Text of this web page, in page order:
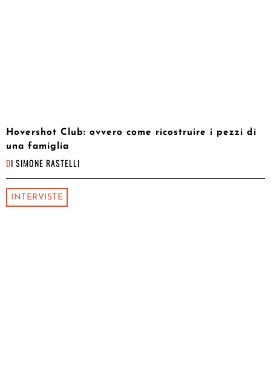
Hovershot Club: ovvero come ricostruire i pezzi di
una famiglia
DI SIMONE RASTELLI
INTERVISTE